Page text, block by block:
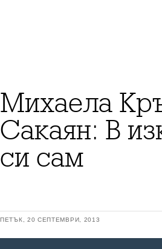
Михаела
Сакаян: В
си сам
ПЕТЪК, 20 СЕПТЕМВРИ, 2013